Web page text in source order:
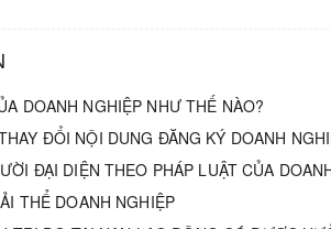
DOANH NGHIỆP NHƯ THẾ NÀO?
ĐỔI NỘI DUNG ĐĂNG KÝ DOANH
ĐẠI DIỆN THEO PHÁP LUẬT CỦA
THỂ DOANH NGHIỆP